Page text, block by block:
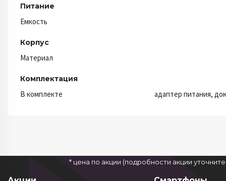
Питание
Емкость
Корпус
Материал
Комплектация
В комплекте адаптер питания,
* цена по акции (подробности акции